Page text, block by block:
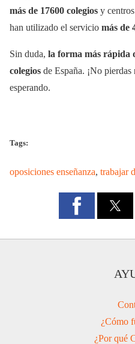
más de 17600 colegios y
han utilizado el servicio más de
Sin duda, la forma más rápida
colegios de España. ¡No
esperando.
Tags:
oposiciones enseñanza, trabajar
¿Cómo
¿Por qué